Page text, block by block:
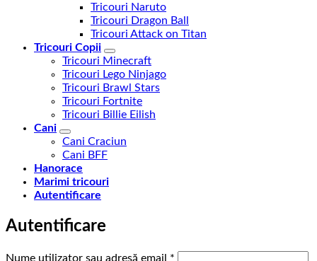
Tricouri Naruto
Tricouri Dragon Ball
Tricouri Attack on Titan
Tricouri Copii
Tricouri Minecraft
Tricouri Lego Ninjago
Tricouri Brawl Stars
Tricouri Fortnite
Tricouri Billie Eilish
Cani
Cani Craciun
Cani BFF
Hanorace
Marimi tricouri
Autentificare
Autentificare
Nume utilizator sau adresă email *